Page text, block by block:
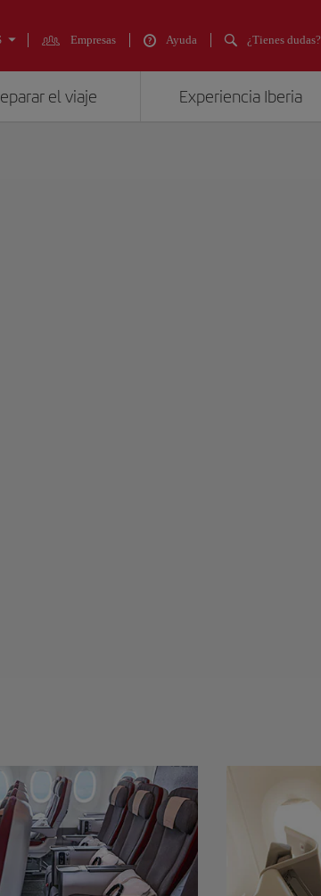
Empresas Ayuda ¿Tienes dudas?
el viaje Experiencia Iberia